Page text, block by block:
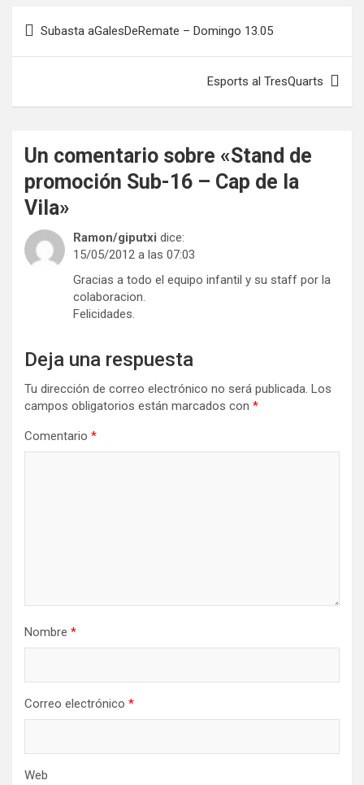
Navegación
Subasta aGalesDeRemate – Domingo 13.05
Esports al TresQuarts
Un comentario sobre «Stand de
promoción Sub-16 – Cap de la
Vila»
Ramon/giputxi dice:
15/05/2012 a las 07:03
Gracias a todo el equipo infantil y su staff por la
colaboracion.
Felicidades.
Deja una respuesta
Tu dirección de correo electrónico no será publicada. Los
campos obligatorios están marcados con *
Comentario *
Nombre *
Correo electrónico *
Web